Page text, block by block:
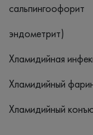
сальпингоофорит
эндометрит)
Хламидийная
Хламидийный
Хламидийный